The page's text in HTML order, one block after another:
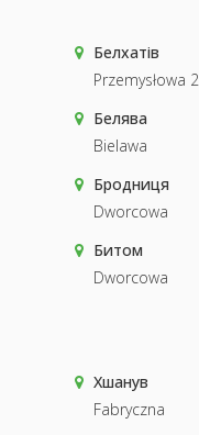
Белхатів
Przemysłowa 2
Белява
Bielawa
Бродниця
Dworcowa
Битом
Dworcowa
Хшанув
Fabryczna